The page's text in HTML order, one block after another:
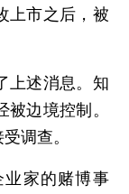
上市之后，被
述消息。知
边境控制。
调查。
家的赌博事